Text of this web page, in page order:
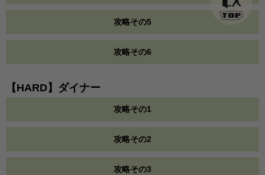
攻略その5
攻略その6
【HARD】ダイナー
攻略その1
攻略その2
攻略その3